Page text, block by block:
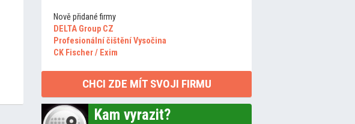
Nově přidané firmy
DELTA Group CZ
Profesionální čištění Vysočina
CK Fischer / Exim
CHCI ZDE MÍT SVOJI FIRMU
Kam vyrazit?